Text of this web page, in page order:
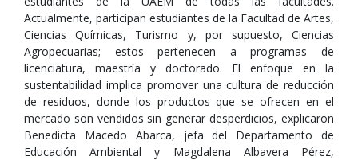
Actualmente, participan estudiantes de la Facultad de Artes,
Ciencias Químicas, Turismo y, por supuesto, Ciencias
Agropecuarias; estos pertenecen a programas de
licenciatura, maestría y doctorado. El enfoque en la
sustentabilidad implica promover una cultura de reducción
de residuos, donde los productos que se ofrecen en el
mercado son vendidos sin generar desperdicios, explicaron
Benedicta Macedo Abarca, jefa del Departamento de
Educación Ambiental y Magdalena Albavera Pérez,